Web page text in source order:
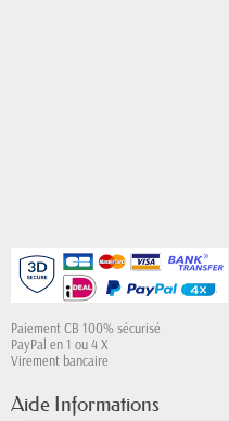
Paiement CB 100% sécurisé
PayPal en 1 ou 4 X
Virement bancaire
Aide Informations